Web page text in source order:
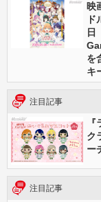
映
日
を
キ
注目記事
ク
ー
注目記事